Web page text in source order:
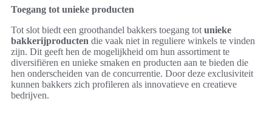
Toegang tot unieke producten
Tot slot biedt een groothandel bakkers toegang tot unieke
bakkerijproducten die vaak niet in reguliere winkels te vinden
zijn. Dit geeft hen de mogelijkheid om hun assortiment te
diversifiëren en unieke smaken en producten aan te bieden die
hen onderscheiden van de concurrentie. Door deze exclusiviteit
kunnen bakkers zich profileren als innovatieve en creatieve
bedrijven.